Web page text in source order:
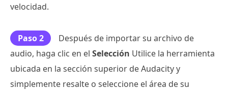
velocidad.
Paso 2
Después de importar su archivo de
audio, haga clic en el Selección Utilice la herramienta
ubicada en la sección superior de Audacity y
simplemente resalte o seleccione el área de su